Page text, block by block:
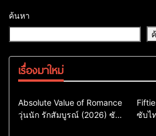
ค้นหา
เรื่องมาใหม่
Comedy
Drama
ซีรี่ย์เกาหลี
Absolute Value of Romance
วุ่นนัก รักสัมบูรณ์ (2026) ซับ
ซับไ